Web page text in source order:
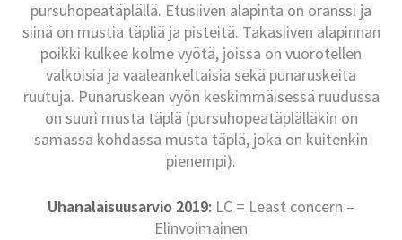
pursuhopeatäplällä. Etusiiven alapinta on oranssi ja
siinä on mustia täpliä ja pisteitä. Takasiiven alapinnan
poikki kulkee kolme vyötä, joissa on vuorotellen
valkoisia ja vaaleankeltaisia sekä punaruskeita
ruutuja. Punaruskean vyön keskimmäisessä ruudussa
on suuri musta täplä (pursuhopeatäplälläkin on
samassa kohdassa musta täplä, joka on kuitenkin
pienempi).
Uhanalaisuusarvio 2019: LC = Least concern –
Elinvoimainen